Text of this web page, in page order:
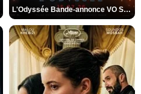
L'Odyssée Bande-annonce VO STFR